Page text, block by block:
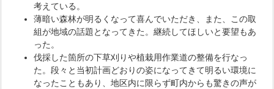
考えている。
薄暗い森林が明るくなって喜んでいただき、また、この取
組が地域の話題となってきた。継続してほしいと要望もあ
った。
伐採した箇所の下草刈りや植栽用作業道の整備を行なっ
た。段々と当初計画どおりの姿になってきて明るい環境に
なったこともあり、地区内に限らず町内からも驚きの声が